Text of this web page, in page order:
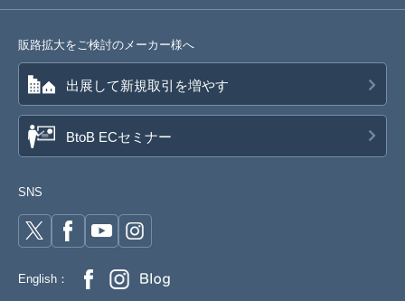
販路拡大をご検討のメーカー様へ
出展して新規取引を増やす
BtoB ECセミナー
SNS
English：